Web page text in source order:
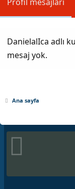
Profil mesajları
DanielalIca adlı
mesaj yok.
Ana sayfa